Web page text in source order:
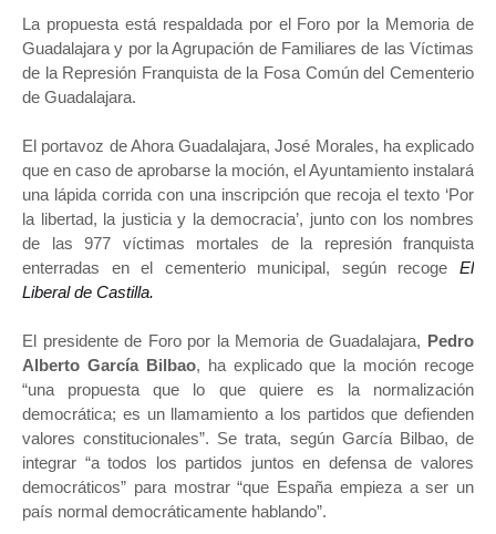
La propuesta está respaldada por el Foro por la Memoria de
Guadalajara y por la Agrupación de Familiares de las Víctimas
de la Represión Franquista de la Fosa Común del Cementerio
de Guadalajara.
El portavoz de Ahora Guadalajara, José Morales, ha explicado
que en caso de aprobarse la moción, el Ayuntamiento instalará
una lápida corrida con una inscripción que recoja el texto ‘Por
la libertad, la justicia y la democracia’, junto con los nombres
de las 977 víctimas mortales de la represión franquista
enterradas en el cementerio municipal, según recoge El
Liberal de Castilla.
El presidente de Foro por la Memoria de Guadalajara, Pedro
Alberto García Bilbao, ha explicado que la moción recoge
“una propuesta que lo que quiere es la normalización
democrática; es un llamamiento a los partidos que defienden
valores constitucionales”. Se trata, según García Bilbao, de
integrar “a todos los partidos juntos en defensa de valores
democráticos” para mostrar “que España empieza a ser un
país normal democráticamente hablando”.